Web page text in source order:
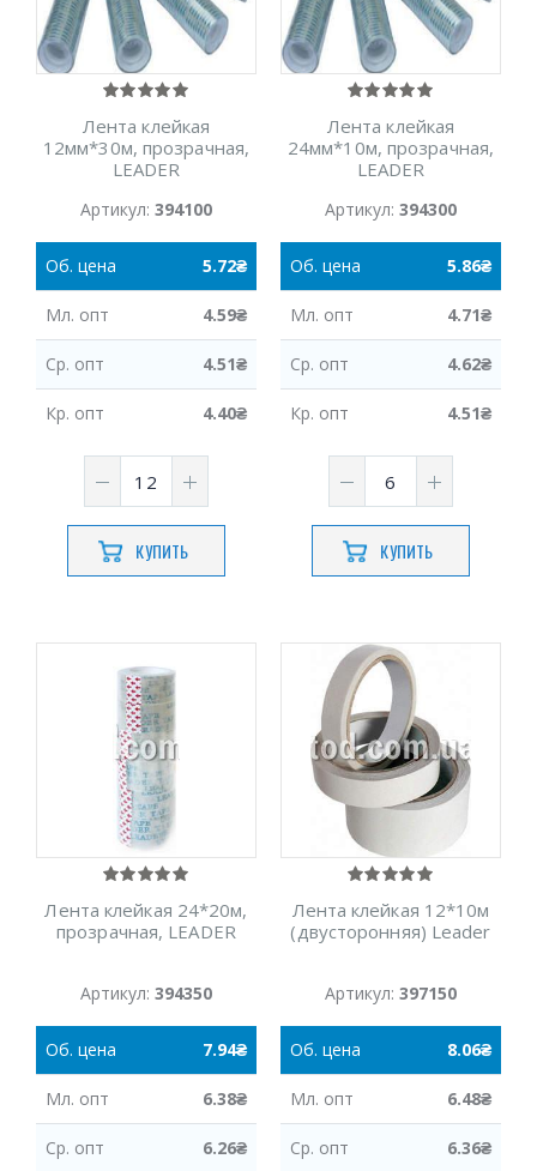
Лента клейкая
12мм*30м, прозрачная,
LEADER
Артикул: 394100
Об. цена 5.72₴
Мл. опт 4.59₴
Ср. опт 4.51₴
Кр. опт 4.40₴
КУПИТЬ
Лента клейкая
24мм*10м, прозрачная,
LEADER
Артикул: 394300
Об. цена 5.86₴
Мл. опт 4.71₴
Ср. опт 4.62₴
Кр. опт 4.51₴
КУПИТЬ
Лента клейкая 24*20м,
прозрачная, LEADER
Артикул: 394350
Об. цена 7.94₴
Мл. опт 6.38₴
Ср. опт 6.26₴
Лента клейкая 12*10м
(двусторонняя) Leader
Артикул: 397150
Об. цена 8.06₴
Мл. опт 6.48₴
Ср. опт 6.36₴